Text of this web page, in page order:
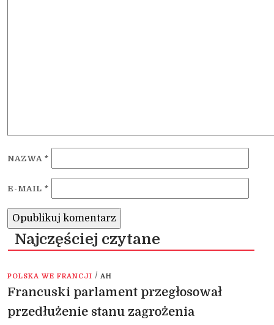
NAZWA *
E-MAIL *
Najczęściej czytane
POLSKA WE FRANCJI / AH
Francuski parlament przegłosował
przedłużenie stanu zagrożenia